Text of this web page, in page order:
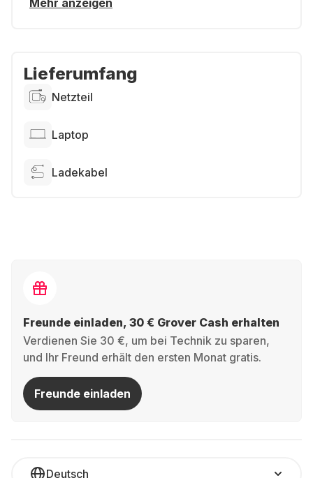
Mehr anzeigen
Lieferumfang
Netzteil
Laptop
Ladekabel
Freunde einladen, 30 € Grover Cash erhalten
Verdienen Sie 30 €, um bei Technik zu sparen,
und Ihr Freund erhält den ersten Monat gratis.
Freunde einladen
Deutsch